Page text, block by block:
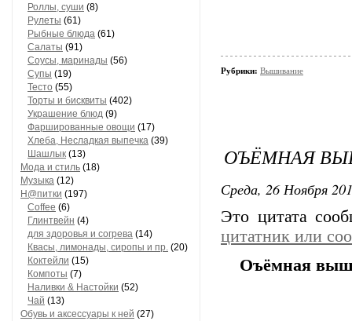
Роллы, суши (8)
Рулеты (61)
Рыбные блюда (61)
Салаты (91)
Соусы, маринады (56)
Супы (19)
Тесто (55)
Торты и бисквиты (402)
Украшение блюд (9)
Фаршированные овощи (17)
Хлеба, Несладкая выпечка (39)
Шашлык (13)
Мода и стиль (18)
Музыка (12)
Н@питки (197)
Coffee (6)
Глинтвейн (4)
для здоровья и согрева (14)
Квасы, лимонады, сиропы и пр. (20)
Коктейли (15)
Компоты (7)
Наливки & Настойки (52)
Чай (13)
Обувь и аксессуары к ней (27)
Рубрики: Вышивание
ОЪЁМНАЯ
Среда, 26 Ноября
Это цитата
цитатник или
Оъёмная